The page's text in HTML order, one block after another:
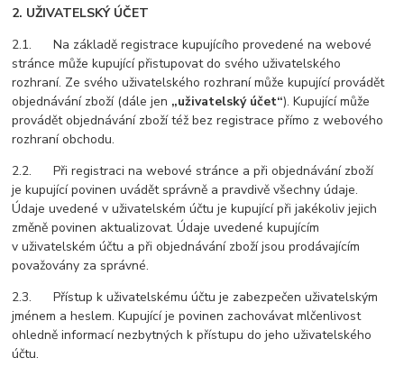
2. UŽIVATELSKÝ ÚČET
2.1. Na základě registrace kupujícího provedené na webové
stránce může kupující přistupovat do svého uživatelského
rozhraní. Ze svého uživatelského rozhraní může kupující provádět
objednávání zboží (dále jen „uživatelský účet“). Kupující může
provádět objednávání zboží též bez registrace přímo z webového
rozhraní obchodu.
2.2. Při registraci na webové stránce a při objednávání zboží
je kupující povinen uvádět správně a pravdivě všechny údaje.
Údaje uvedené v uživatelském účtu je kupující při jakékoliv jejich
změně povinen aktualizovat. Údaje uvedené kupujícím
v uživatelském účtu a při objednávání zboží jsou prodávajícím
považovány za správné.
2.3. Přístup k uživatelskému účtu je zabezpečen uživatelským
jménem a heslem. Kupující je povinen zachovávat mlčenlivost
ohledně informací nezbytných k přístupu do jeho uživatelského
účtu.